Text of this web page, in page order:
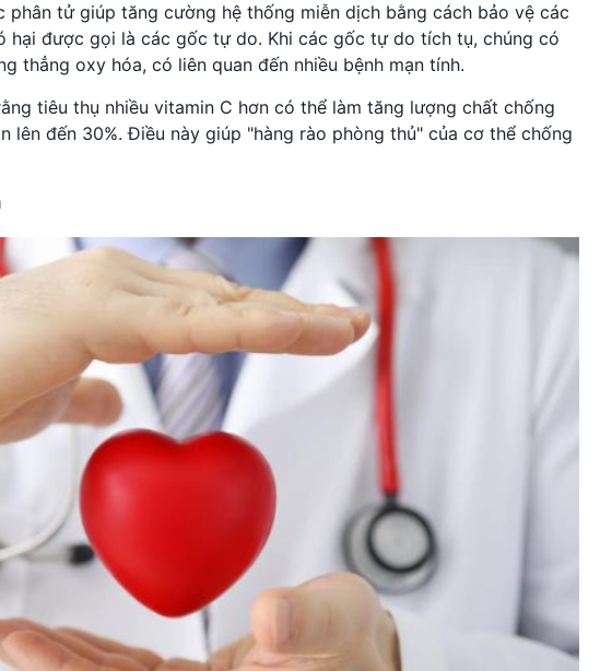
phân tử giúp tăng cường hệ thống miễn dịch bằng cách bảo vệ các
hại được gọi là các gốc tự do. Khi các gốc tự do tích tụ, chúng có
thẳng oxy hóa, có liên quan đến nhiều bệnh mạn tính.
tiêu thụ nhiều vitamin C hơn có thể làm tăng lượng chất chống
lên đến 30%. Điều này giúp "hàng rào phòng thủ" của cơ thể chống